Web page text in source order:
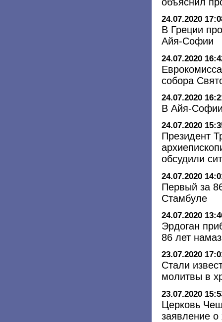
24.07.2020
В Греции
Айя-Софии
24.07.2020
собора
24.07.2020
В Айя-
24.07.2020
Президент
обсудили
24.07.2020
Первый за
Стамбуле
24.07.2020
Эрдоган
86 лет намаз
23.07.2020
Стали
молитвы в
23.07.2020
Церковь
заявление